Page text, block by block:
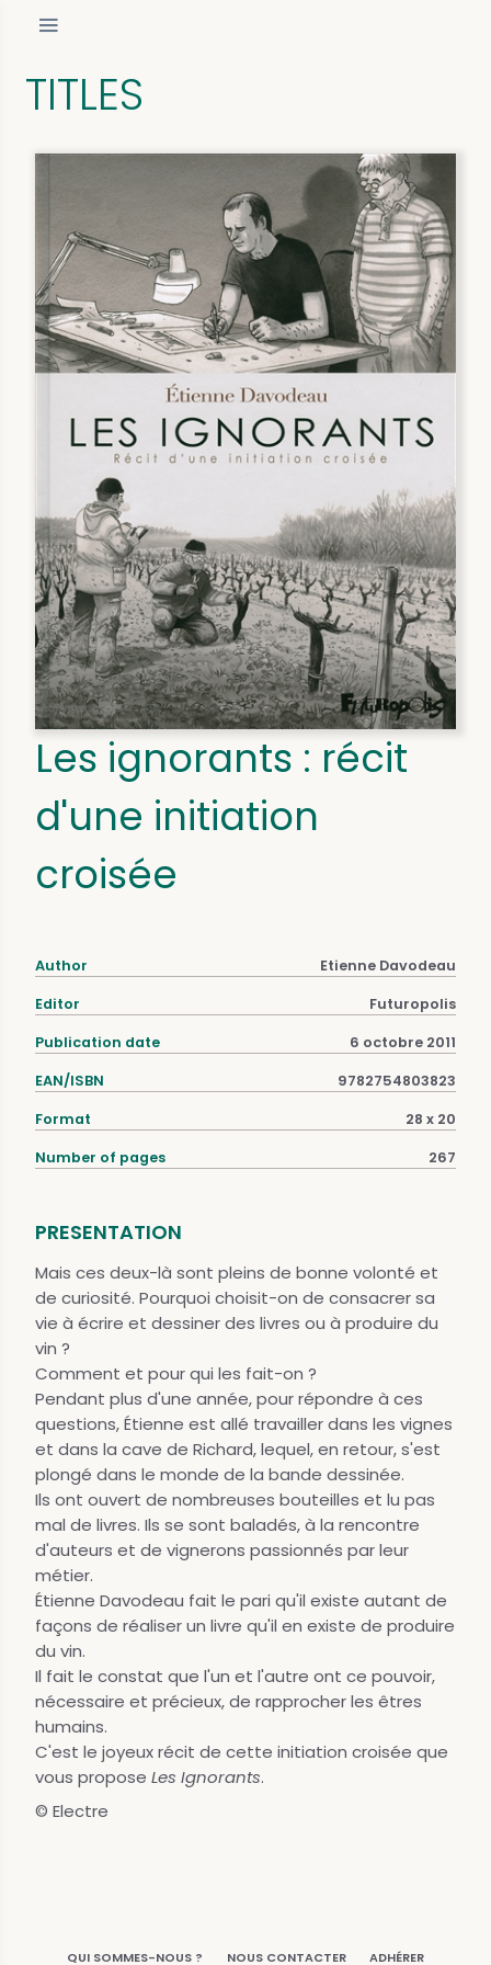
TITLES
Les ignorants : récit
d'une initiation
croisée
Author Etienne Davodeau
Editor Futuropolis
Publication date 6 octobre 2011
EAN/ISBN 9782754803823
Format 28 x 20
Number of pages 267
PRESENTATION
Mais ces deux-là sont pleins de bonne volonté et
de curiosité. Pourquoi choisit-on de consacrer sa
vie à écrire et dessiner des livres ou à produire du
vin ?
Comment et pour qui les fait-on ?
Pendant plus d'une année, pour répondre à ces
questions, Étienne est allé travailler dans les vignes
et dans la cave de Richard, lequel, en retour, s'est
plongé dans le monde de la bande dessinée.
Ils ont ouvert de nombreuses bouteilles et lu pas
mal de livres. Ils se sont baladés, à la rencontre
d'auteurs et de vignerons passionnés par leur
métier.
Étienne Davodeau fait le pari qu'il existe autant de
façons de réaliser un livre qu'il en existe de produire
du vin.
Il fait le constat que l'un et l'autre ont ce pouvoir,
nécessaire et précieux, de rapprocher les êtres
humains.
C'est le joyeux récit de cette initiation croisée que
vous propose Les Ignorants.
© Electre
QUI SOMMES-NOUS ? NOUS CONTACTER ADHÉRER